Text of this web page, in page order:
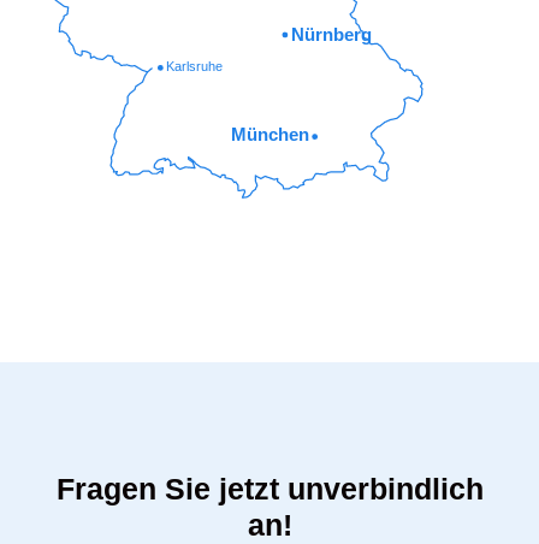
Karlsruhe
München
Nürnberg
Fragen Sie jetzt unverbindlich
an!